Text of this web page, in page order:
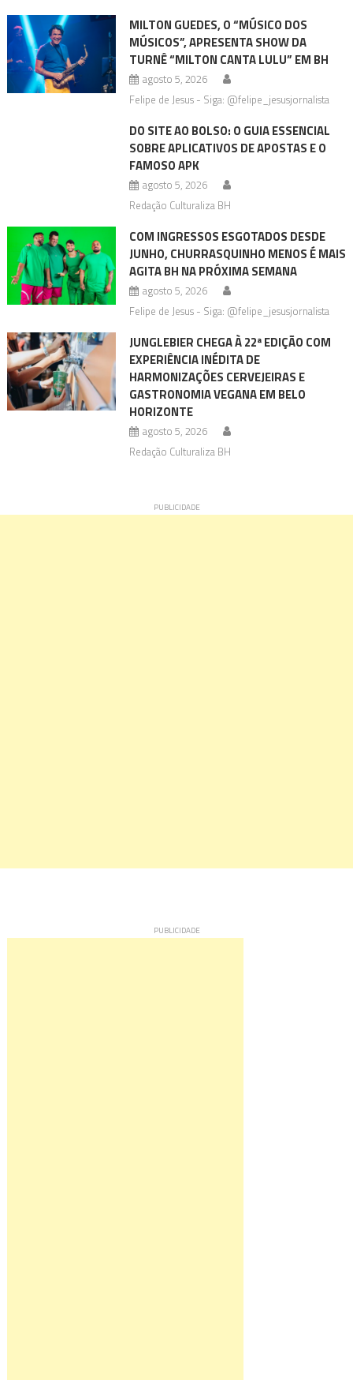
MILTON GUEDES, O “MÚSICO DOS
MÚSICOS”, APRESENTA SHOW DA
TURNÊ “MILTON CANTA LULU” EM BH
agosto 5, 2026
Felipe de Jesus - Siga: @felipe_jesusjornalista
DO SITE AO BOLSO: O GUIA ESSENCIAL
SOBRE APLICATIVOS DE APOSTAS E O
FAMOSO APK
agosto 5, 2026
Redação Culturaliza BH
COM INGRESSOS ESGOTADOS DESDE
JUNHO, CHURRASQUINHO MENOS É MAIS
AGITA BH NA PRÓXIMA SEMANA
agosto 5, 2026
Felipe de Jesus - Siga: @felipe_jesusjornalista
JUNGLEBIER CHEGA À 22ª EDIÇÃO COM
EXPERIÊNCIA INÉDITA DE
HARMONIZAÇÕES CERVEJEIRAS E
GASTRONOMIA VEGANA EM BELO
HORIZONTE
agosto 5, 2026
Redação Culturaliza BH